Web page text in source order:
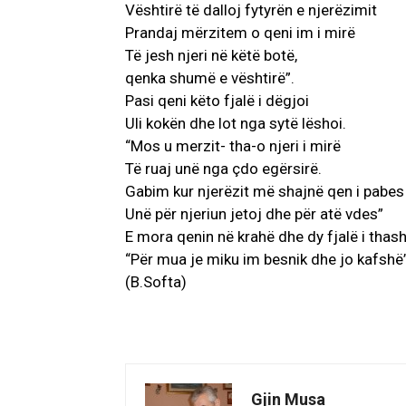
Vështirë të dalloj fytyrën e njerëzimit
Prandaj mërzitem o qeni im i mirë
Të jesh njeri në këtë botë,
qenka shumë e vështirë”.
Pasi qeni këto fjalë i dëgjoi
Uli kokën dhe lot nga sytë lëshoi.
“Mos u merzit- tha-o njeri i mirë
Të ruaj unë nga çdo egërsirë.
Gabim kur njerëzit më shajnë qen i pabes
Unë për njeriun jetoj dhe për atë vdes”
E mora qenin në krahë dhe dy fjalë i
“Për mua je miku im besnik dhe jo
(B.Softa)
Gjin Musa